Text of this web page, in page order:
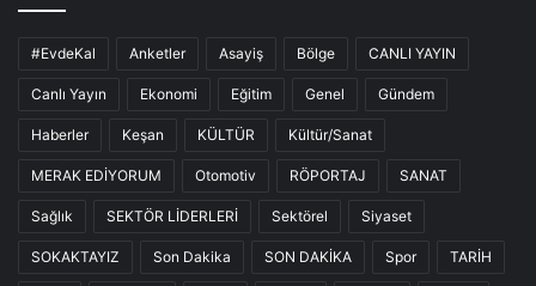
#EvdeKal Anketler Asayiş Bölge CANLI YAYIN
Canlı Yayın Ekonomi Eğitim Genel Gündem
Haberler Keşan KÜLTÜR Kültür/Sanat
MERAK EDİYORUM Otomotiv RÖPORTAJ SANAT
Sağlık SEKTÖR LİDERLERİ Sektörel Siyaset
SOKAKTAYIZ Son Dakika SON DAKİKA Spor TARİH